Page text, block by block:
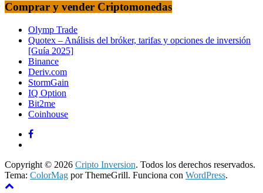
Comprar y vender Criptomonedas
Olymp Trade
Quotex – Análisis del bróker, tarifas y opciones de inversión
[Guía 2025]
Binance
Deriv.com
StormGain
IQ Option
Bit2me
Coinhouse
Copyright © 2026 Cripto Inversion. Todos los derechos reservados.
Tema: ColorMag por ThemeGrill. Funciona con WordPress.